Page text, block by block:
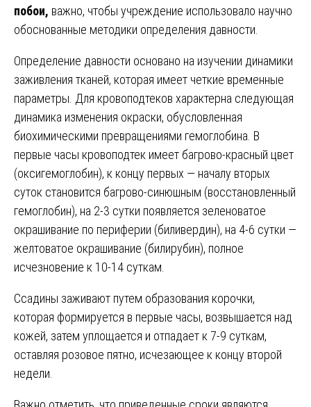
побои, важно, чтобы учреждение использовало научно
обоснованные методики определения давности.
Определение давности основано на изучении динамики
заживления тканей, которая имеет четкие временные
параметры. Для кровоподтеков характерна следующая
динамика изменения окраски, обусловленная
биохимическими превращениями гемоглобина. В
первые часы кровоподтек имеет багрово-красный цвет
(оксигемоглобин), к концу первых — началу вторых
суток становится багрово-синюшным (восстановленный
гемоглобин), на 2-3 сутки появляется зеленоватое
окрашивание по периферии (биливердин), на 4-6 сутки —
желтоватое окрашивание (билирубин), полное
исчезновение к 10-14 суткам.
Ссадины заживают путем образования корочки,
которая формируется в первые часы, возвышается над
кожей, затем уплощается и отпадает к 7-9 суткам,
оставляя розовое пятно, исчезающее к концу второй
недели.